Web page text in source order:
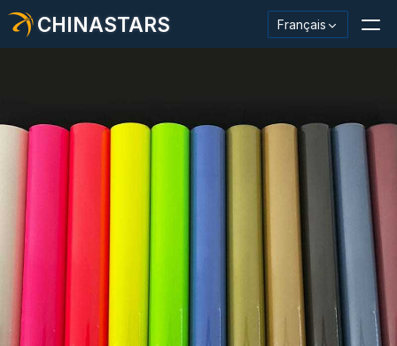
CHINASTARS Français
Matériau/ruban réfléchissant
Tissu réfléchissant de mode
Matériau qui brille dans le noir.
Garniture de lavage industriel
À propos de CHINASTARS